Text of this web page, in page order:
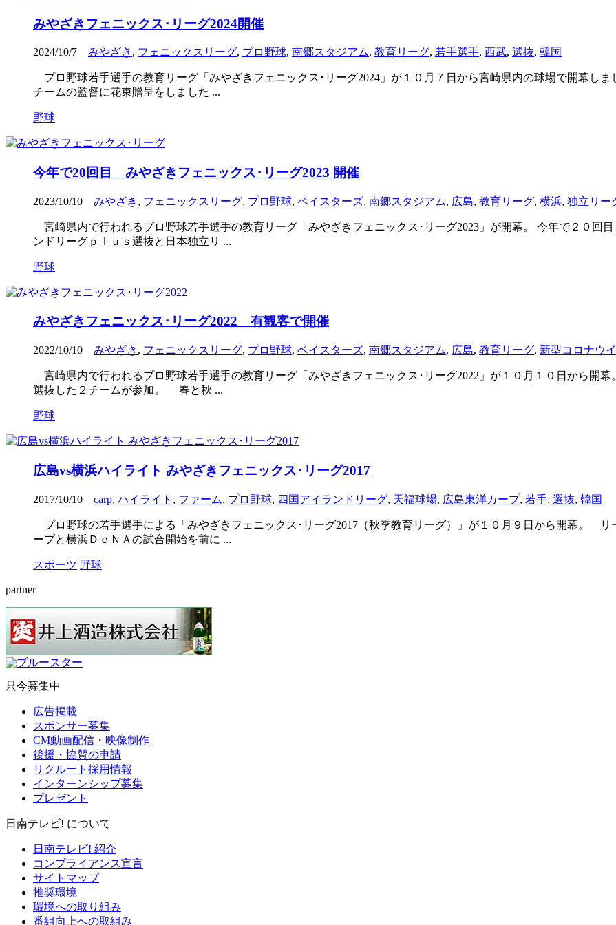
みやざきフェニックス･リーグ2024開催
2024/10/7 みやざき , フェニックスリーグ, プロ野球, 南郷スタジアム, 教育リーグ, 若手選手, 西武, 選抜, 韓国
プロ野球若手選手の教育リーグ「みやざきフェニックス･リーグ2024」が１０月７日から宮崎県内の球場で開幕
チームの監督に花束贈呈をしました ...
野球
今年で20回目 みやざきフェニックス･リーグ2023 開催
2023/10/10 みやざき , フェニックスリーグ, プロ野球, ベイスターズ, 南郷スタジアム, 広島, 教育リーグ, 横浜, 独立リー
宮崎県内で行われるプロ野球若手選手の教育リーグ「みやざきフェニックス･リーグ2023」が開幕。 今年で２０回
ンドリーグｐｌｕｓ選抜と日本独立リ ...
野球
みやざきフェニックス･リーグ2022 有観客で開催
2022/10/10 みやざき , フェニックスリーグ, プロ野球, ベイスターズ, 南郷スタジアム, 広島, 教育リーグ, 新型コロナウ
宮崎県内で行われるプロ野球若手選手の教育リーグ「みやざきフェニックス･リーグ2022」が１０月１０日から開
選抜した２チームが参加。 春と秋 ...
野球
広島vs横浜ハイライト みやざきフェニックス･リーグ2017
2017/10/10 carp, ハイライト , ファーム, プロ野球, 四国アイランドリーグ, 天福球場, 広島東洋カープ, 若手, 選抜, 韓国
プロ野球の若手選手による「みやざきフェニックス･リーグ2017（秋季教育リーグ）」が１０月９日から開幕。
ープと横浜ＤｅＮＡの試合開始を前に ...
スポーツ 野球
partner
只今募集中
広告掲載
スポンサー募集
CM動画配信・映像制作
後援・協賛の申請
リクルート採用情報
インターンシップ募集
プレゼント
日南テレビ! について
日南テレビ! 紹介
コンプライアンス宣言
サイトマップ
推奨環境
環境への取り組み
番組向上への取組み